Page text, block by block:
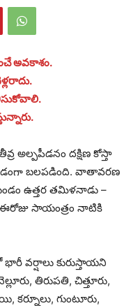
అవకాశం.
అల్పపీడనం దక్షిణ కోస్తా
బలపడింది. వాతావరణ
ఉత్తర తమిళనాడు –
ఈరోజు సాయంత్రం నాటికి
వర్షాలు కురుస్తాయని
తిరుపతి, చిత్తూరు,
గుంటూరు,